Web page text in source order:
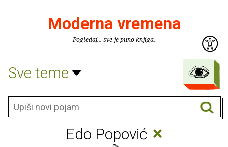
Moderna vremena
Pogledaj... sve je puno knjiga.
Sve teme
Edo Popović ×